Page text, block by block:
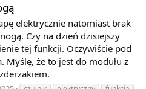
elektrycznie natomiast brak
Czy na dzień dzisiejszy
tej funkcji. Oczywiście pod
Myślę, że to jest do modułu z